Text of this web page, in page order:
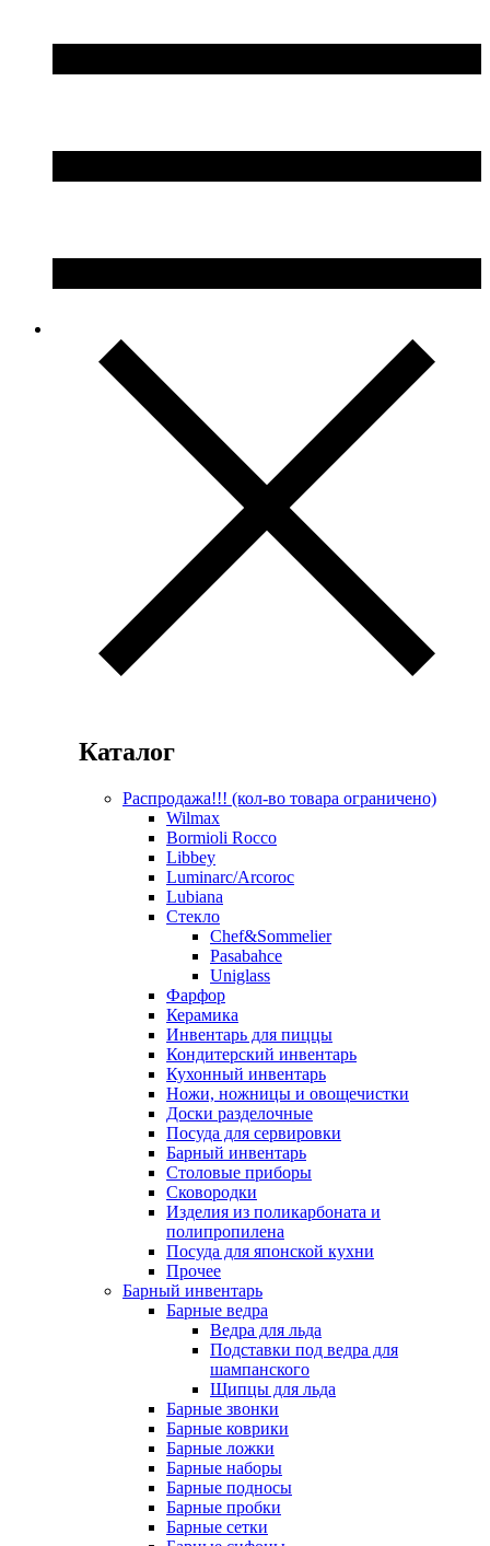
Каталог
Распродажа!!! (кол-во товара ограничено)
Wilmax
Bormioli Rocco
Libbey
Luminarc/Arcoroc
Lubiana
Стекло
Chef&Sommelier
Pasabahce
Uniglass
Фарфор
Керамика
Инвентарь для пиццы
Кондитерский инвентарь
Кухонный инвентарь
Ножи, ножницы и овощечистки
Доски разделочные
Посуда для сервировки
Барный инвентарь
Столовые приборы
Сковородки
Изделия из поликарбоната и
полипропилена
Посуда для японской кухни
Прочее
Барный инвентарь
Барные ведра
Ведра для льда
Подставки под ведра для
шампанского
Щипцы для льда
Барные звонки
Барные коврики
Барные ложки
Барные наборы
Барные подносы
Барные пробки
Барные сетки